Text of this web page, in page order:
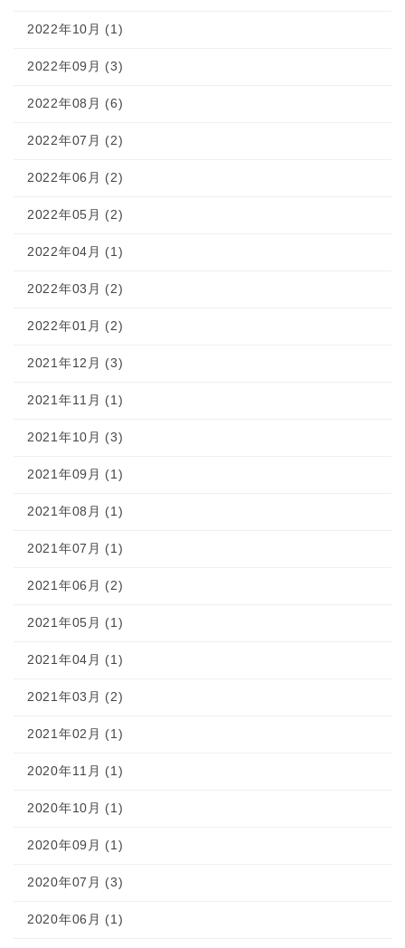
2022年10月 (1)
2022年09月 (3)
2022年08月 (6)
2022年07月 (2)
2022年06月 (2)
2022年05月 (2)
2022年04月 (1)
2022年03月 (2)
2022年01月 (2)
2021年12月 (3)
2021年11月 (1)
2021年10月 (3)
2021年09月 (1)
2021年08月 (1)
2021年07月 (1)
2021年06月 (2)
2021年05月 (1)
2021年04月 (1)
2021年03月 (2)
2021年02月 (1)
2020年11月 (1)
2020年10月 (1)
2020年09月 (1)
2020年07月 (3)
2020年06月 (1)